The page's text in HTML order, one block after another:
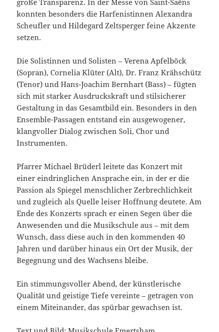
große Transparenz. In der Messe von Saint-Saëns
konnten besonders die Harfenistinnen Alexandra
Scheufler und Hildegard Zeltsperger feine Akzente
setzen.
Die Solistinnen und Solisten – Verena Apfelböck
(Sopran), Cornelia Klüter (Alt), Dr. Franz Krähschütz
(Tenor) und Hans-Joachim Bernhart (Bass) – fügten
sich mit starker Ausdruckskraft und stilsicherer
Gestaltung in das Gesamtbild ein. Besonders in den
Ensemble-Passagen entstand ein ausgewogener,
klangvoller Dialog zwischen Soli, Chor und
Instrumenten.
Pfarrer Michael Brüderl leitete das Konzert mit
einer eindringlichen Ansprache ein, in der er die
Passion als Spiegel menschlicher Zerbrechlichkeit
und zugleich als Quelle leiser Hoffnung deutete. Am
Ende des Konzerts sprach er einen Segen über die
Anwesenden und die Musikschule aus – mit dem
Wunsch, dass diese auch in den kommenden 40
Jahren und darüber hinaus ein Ort der Musik, der
Begegnung und des Wachsens bleibe.
Ein stimmungsvoller Abend, der künstlerische
Qualität und geistige Tiefe vereinte – getragen von
einem Miteinander, das spürbar gewachsen ist.